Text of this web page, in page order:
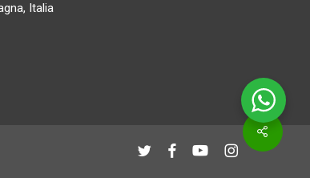
Italia
twitterFacebookYoutubeinstagram